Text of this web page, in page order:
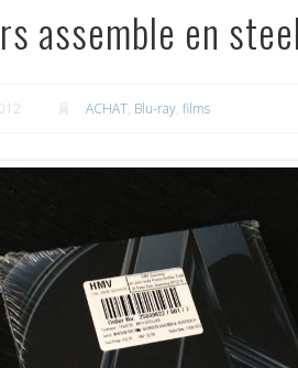
assemble en
ACHAT, Blu-ray, films